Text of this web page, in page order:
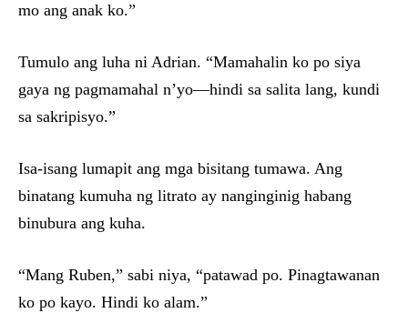
mo ang anak ko.”
Tumulo ang luha ni Adrian. “Mamahalin ko po siya
gaya ng pagmamahal n’yo—hindi sa salita lang, kundi
sa sakripisyo.”
Isa-isang lumapit ang mga bisitang tumawa. Ang
binatang kumuha ng litrato ay nanginginig habang
binubura ang kuha.
“Mang Ruben,” sabi niya, “patawad po. Pinagtawanan
ko po kayo. Hindi ko alam.”